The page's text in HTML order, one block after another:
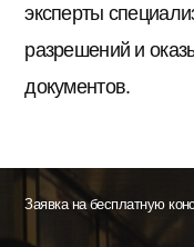
эксперты
разрешений и
документов.
Заявка на бесплатную